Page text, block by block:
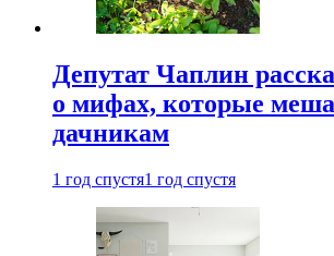
Депутат Чаплин
о мифах, которые
дачникам
1 год спустя1 год спустя